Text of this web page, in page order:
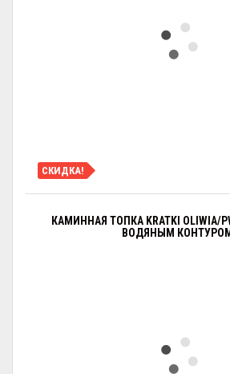
СКИДКА!
КАМИННАЯ ТОПКА KRATKI OLIWIA/
ВОДЯНЫМ